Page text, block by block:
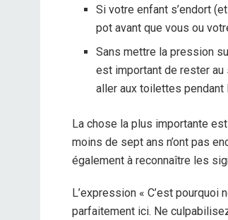
Si votre enfant s’endort
pot avant que vous ou
Sans mettre la pression
est important de rester
aller aux toilettes pendant
La chose la plus importante
moins de sept ans n’ont pas
également à reconnaître les
L’expression « C’est
parfaitement ici. Ne